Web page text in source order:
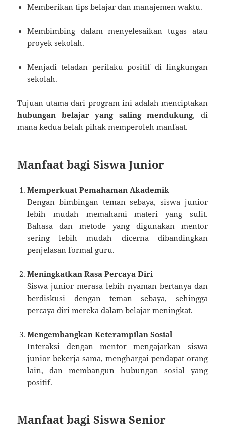
Memberikan tips belajar dan manajemen waktu.
Membimbing dalam menyelesaikan tugas atau
proyek sekolah.
Menjadi teladan perilaku positif di lingkungan
sekolah.
Tujuan utama dari program ini adalah menciptakan
hubungan belajar yang saling mendukung, di
mana kedua belah pihak memperoleh manfaat.
Manfaat bagi Siswa Junior
Memperkuat Pemahaman Akademik
Dengan bimbingan teman sebaya, siswa junior
lebih mudah memahami materi yang sulit.
Bahasa dan metode yang digunakan mentor
sering lebih mudah dicerna dibandingkan
penjelasan formal guru.
Meningkatkan Rasa Percaya Diri
Siswa junior merasa lebih nyaman bertanya dan
berdiskusi dengan teman sebaya, sehingga
percaya diri mereka dalam belajar meningkat.
Mengembangkan Keterampilan Sosial
Interaksi dengan mentor mengajarkan siswa
junior bekerja sama, menghargai pendapat orang
lain, dan membangun hubungan sosial yang
positif.
Manfaat bagi Siswa Senior